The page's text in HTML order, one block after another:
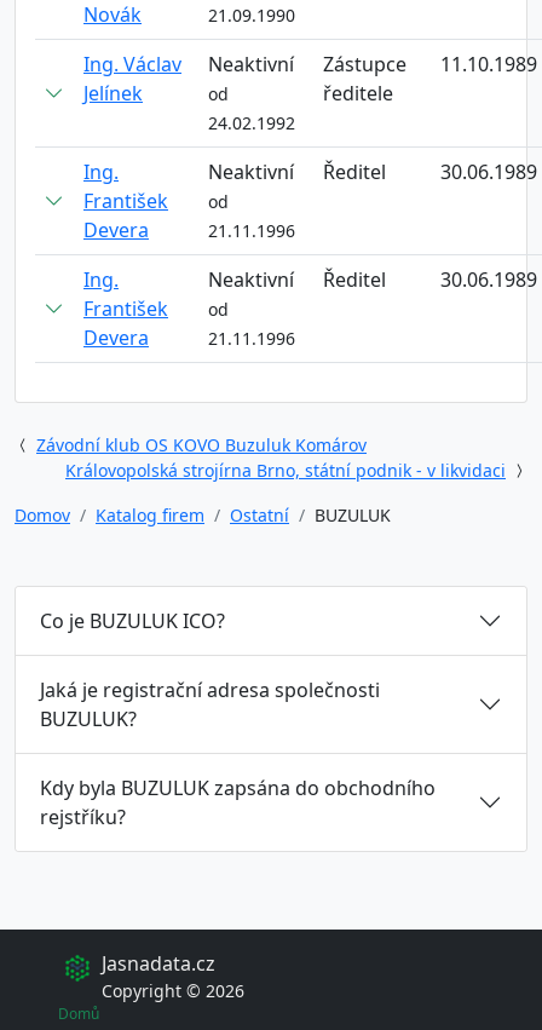
Novák
21.09.1990
Ing. Václav
Jelínek
Neaktivní
od
24.02.1992
Zástupce
ředitele
11.10.1989
Ing.
František
Devera
Neaktivní
od
21.11.1996
Ředitel 30.06.1989
Ing.
František
Devera
Neaktivní
od
21.11.1996
Ředitel 30.06.1989
Závodní klub OS KOVO Buzuluk Komárov
Královopolská strojírna Brno, státní podnik - v likvidaci
Domov
Katalog firem Ostatní BUZULUK
Co je BUZULUK ICO?
Jaká je registrační adresa společnosti
BUZULUK?
Kdy byla BUZULUK zapsána do obchodního
rejstříku?
Jasnadata.cz
Copyright © 2026
Domů